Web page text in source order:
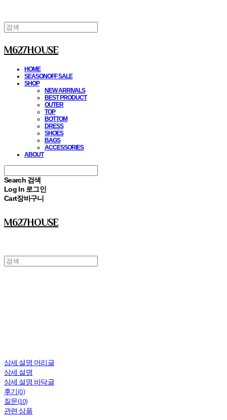
M627HOUSE
HOME
SEASONOFF SALE
SHOP
NEW ARRIVALS
BEST PRODUCT
OUTER
TOP
BOTTOM
DRESS
SHOES
BAGS
ACCESSORIES
ABOUT
Search 검색
Log In 로그인
Cart장바구니
M627HOUSE
상세 설명 머리글
상세 설명
상세 설명 바닥글
후기(0)
질문(10)
관련 상품